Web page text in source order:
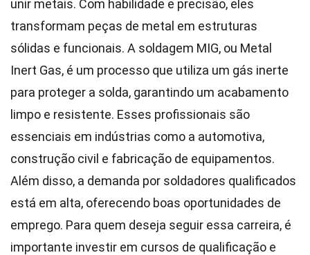
unir metais. Com habilidade e precisão, eles
transformam peças de metal em estruturas
sólidas e funcionais. A soldagem MIG, ou Metal
Inert Gas, é um processo que utiliza um gás inerte
para proteger a solda, garantindo um acabamento
limpo e resistente. Esses profissionais são
essenciais em indústrias como a automotiva,
construção civil e fabricação de equipamentos.
Além disso, a demanda por soldadores qualificados
está em alta, oferecendo boas oportunidades de
emprego. Para quem deseja seguir essa carreira, é
importante investir em cursos de qualificação e